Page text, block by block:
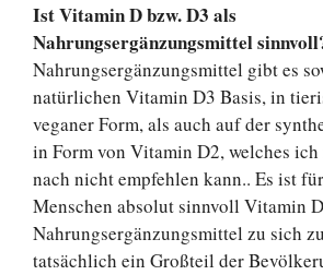
Ist Vitamin D bzw. D3 als
Nahrungsergänzungsmittel
Nahrungsergänzungsmittel gibt es
natürlichen Vitamin D3 Basis, in
veganer Form, als auch auf der
in Form von Vitamin D2, welches
nach nicht empfehlen kann.. Es ist
Menschen absolut sinnvoll Vitamin
Nahrungsergänzungsmittel zu sich
tatsächlich ein Großteil der